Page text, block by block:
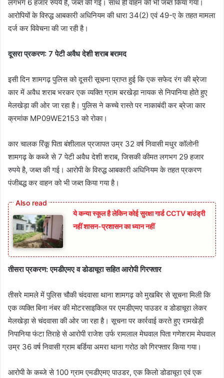
लगभग 6 हजार रुपये है, जब्त की गई। साथ ही वाहन को भी जब्त किया गया।
आरोपियों के विरुद्ध आबकारी अधिनियम की धारा 34(2) एवं 49-ए के तहत मामला
दर्ज कर विवेचना की जा रही है।
दूसरा प्रकरण: 7 पेटी अवैध देशी शराब बरामद
इसी दिन शामगढ़ पुलिस को दूसरी सूचना प्राप्त हुई कि एक सफेद रंग की ब्रेजा
कार में अवैध शराब भरकर एक व्यक्ति ग्राम बरखेड़ा नायक से निपानिया होते हुए
मेलखेड़ा की ओर जा रहा है। पुलिस ने कच्चे रास्ते पर नाकाबंदी कर ब्रेजा कार
क्रमांक MP09WE2153 को रोका।
कार चालक रिंकू पिता बंशीलाल प्रजापत उम्र 32 वर्ष निवासी मधुर कॉलोनी
शामगढ़ के कब्जे से 7 पेटी अवैध देशी शराब, जिसकी कीमत लगभग 29 हजार
रुपये है, जब्त की गई। आरोपी के विरुद्ध आबकारी अधिनियम के तहत प्रकरण
पंजीबद्ध कर वाहन को भी जब्त किया गया है।
ये कन्या स्कूल है लेकिन कोई सुरक्षा गार्ड CCTV बाउंड्री
नहीं शासन-प्रशासन का ध्यान नहीं
तीसरा प्रकरण: एमडीएमए व डोडाचूरा सहित आरोपी गिरफ्तार
तीसरे मामले में पुलिस चौकी चंदवासा थाना शामगढ़ को मुखबिर से सूचना मिली कि
एक व्यक्ति बिना नंबर की मोटरसाइकिल पर एमडीएमए पाउडर व डोडाचूरा लेकर
मेलखेड़ा से चंदवासा की ओर जा रहा है। सूचना पर कार्रवाई करते हुए रामखेड़ी
निपानिया फंटा तिराहे से आरोपी राजेश उर्फ रामलाल मेघवाल पिता गणेशराम मेघवाल
उम्र 36 वर्ष निवासी ग्राम बर्डिया अमरा थाना गरोठ को गिरफ्तार किया गया।
आरोपी के कब्जे से 100 ग्राम एमडीएमए पाउडर, एक किलो डोडाचूरा एवं एक